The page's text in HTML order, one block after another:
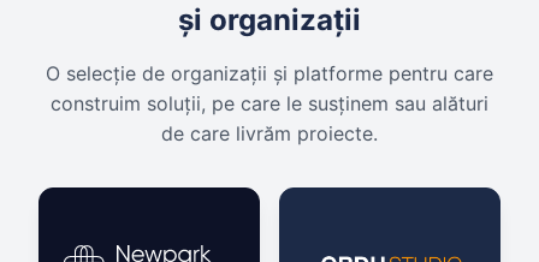
și organizații
O selecție de organizații și platforme pentru care
construim soluții, pe care le susținem sau alături
de care livrăm proiecte.